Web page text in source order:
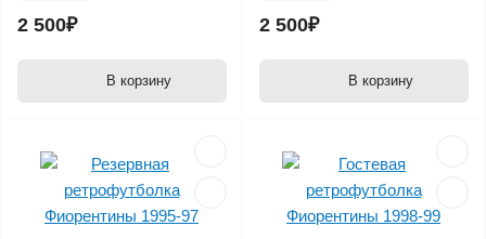
2 500₽
В корзину
2 500₽
В корзину